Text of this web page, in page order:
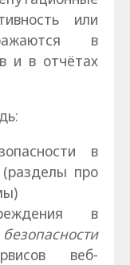
или
в
и в отчётах
в
про
в
безопасности
веб-